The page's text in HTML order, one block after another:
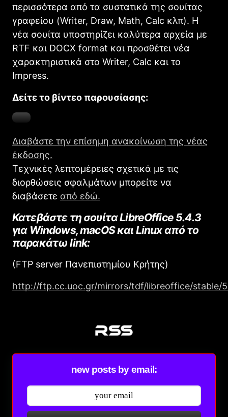
περισσότερα από τα συστατικά της σουίτας
γραφείου (Writer, Draw, Math, Calc κλπ). Η
νέα σουίτα υποστηρίζει καλύτερα αρχεία με
RTF και DOCX format και προσθέτει νέα
χαρακτηριστικά στο Writer, Calc και το
Impress.
Δείτε το βίντεο παρουσίασης:
Διαβάστε την επίσημη ανακοίνωση της νέας
έκδοσης.
Τεχνικές λεπτομέρειες σχετικά με τις
διορθώσεις σφαλμάτων μπορείτε να
διαβάσετε από εδώ.
Κατεβάστε τη σουίτα LibreOffice 5.4.3
για Windows, macOS και Linux από το
παρακάτω link:
(FTP server Πανεπιστημίου Κρήτης)
http://ftp.cc.uoc.gr/mirrors/tdf/libreoffice/stable/
new posts by email: